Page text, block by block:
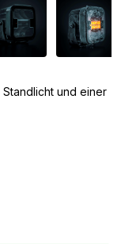
Standlicht und einer